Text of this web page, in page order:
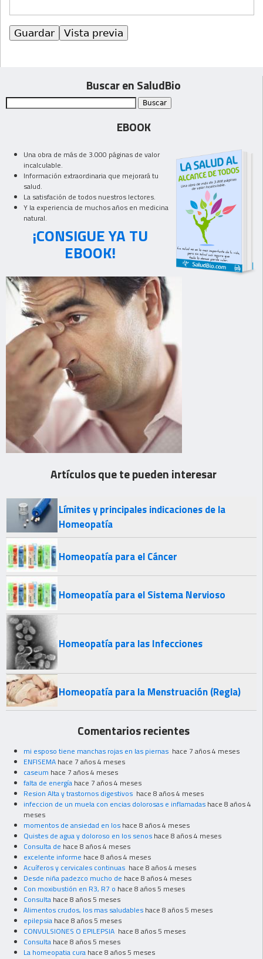
Buscar en SaludBio
EBOOK
Una obra de más de 3.000 páginas de valor
incalculable.
Información extraordinaria que mejorará tu
salud.
La satisfación de todos nuestros lectores.
Y la experiencia de muchos años en medicina
natural.
¡CONSIGUE YA TU
EBOOK!
Artículos que te pueden interesar
Límites y principales indicaciones de la
Homeopatía
Homeopatía para el Cáncer
Homeopatía para el Sistema Nervioso
Homeopatía para las Infecciones
Homeopatía para la Menstruación (Regla)
Comentarios recientes
mi esposo tiene manchas rojas en las piernas hace 7 años 4 meses
ENFISEMA hace 7 años 4 meses
caseum hace 7 años 4 meses
falta de energía hace 7 años 4 meses
Resion Alta y trastornos digestivos hace 8 años 4 meses
infeccion de un muela con encias dolorosas e inflamadas hace 8 años 4
meses
momentos de ansiedad en los hace 8 años 4 meses
Quistes de agua y doloroso en los senos hace 8 años 4 meses
Consulta de hace 8 años 4 meses
excelente informe hace 8 años 4 meses
Acuíferos y cervicales continuas hace 8 años 4 meses
Desde niña padezco mucho de hace 8 años 4 meses
Con moxibustión en R3, R7 o hace 8 años 5 meses
Consulta hace 8 años 5 meses
Alimentos crudos, los mas saludables hace 8 años 5 meses
epilepsia hace 8 años 5 meses
CONVULSIONES O EPILEPSIA hace 8 años 5 meses
Consulta hace 8 años 5 meses
La homeopatia cura hace 8 años 5 meses